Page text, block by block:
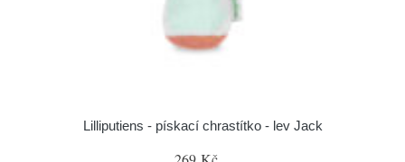
Lilliputiens - pískací chrastítko - lev Jack